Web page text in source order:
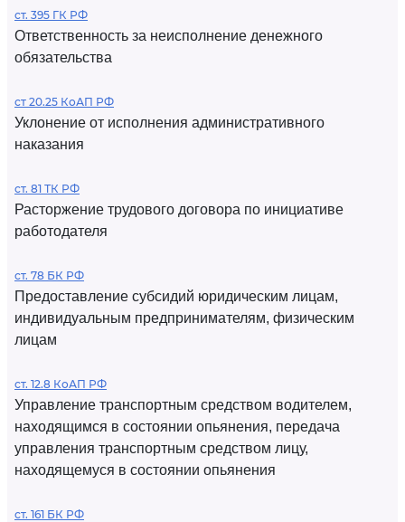
ст. 395 ГК РФ
Ответственность за неисполнение денежного
обязательства
ст 20.25 КоАП РФ
Уклонение от исполнения административного
наказания
ст. 81 ТК РФ
Расторжение трудового договора по инициативе
работодателя
ст. 78 БК РФ
Предоставление субсидий юридическим лицам,
индивидуальным предпринимателям, физическим
лицам
ст. 12.8 КоАП РФ
Управление транспортным средством водителем,
находящимся в состоянии опьянения, передача
управления транспортным средством лицу,
находящемуся в состоянии опьянения
ст. 161 БК РФ